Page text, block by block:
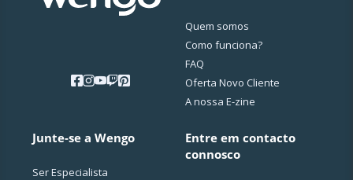
Quem somos
Como funciona?
FAQ
Oferta Novo Cliente
A nossa E-zine
Junte-se a Wengo
Ser Especialista
Entre em contacto
connosco